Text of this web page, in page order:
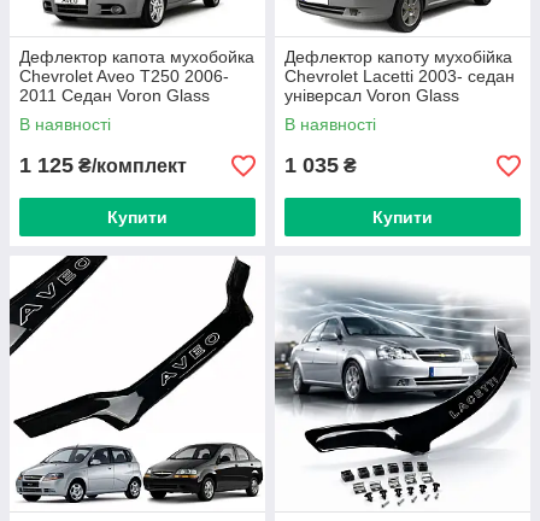
Дефлектор капота мухобойка
Chevrolet Aveo T250 2006-
2011 Седан Voron Glass
В наявності
1 125 ₴/комплект
Купити
Дефлектор капоту мухобійка
Chevrolet Lacetti 2003- седан
універсал Voron Glass
В наявності
1 035 ₴
Купити